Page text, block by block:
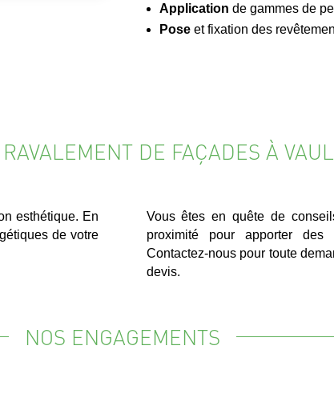
Application de gammes de
Poseet fixation des
DE FAÇADES À
esthétique. En
de votre
Vous êtes en quête de
proximité pour apporter des
Contactez-nous pour toute
devis.
NOS ENGAGEMENTS